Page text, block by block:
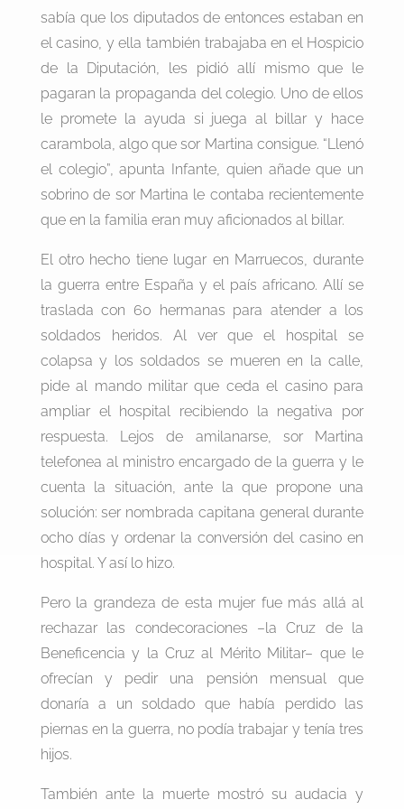
sabía que los diputados de entonces estaban en
el casino, y ella también trabajaba en el Hospicio
de la Diputación, les pidió allí mismo que le
pagaran la propaganda del colegio. Uno de ellos
le promete la ayuda si juega al billar y hace
carambola, algo que sor Martina consigue. “Llenó
el colegio”, apunta Infante, quien añade que un
sobrino de sor Martina le contaba recientemente
que en la familia eran muy aficionados al billar.
El otro hecho tiene lugar en Marruecos, durante
la guerra entre España y el país africano. Allí se
traslada con 60 hermanas para atender a los
soldados heridos. Al ver que el hospital se
colapsa y los soldados se mueren en la calle,
pide al mando militar que ceda el casino para
ampliar el hospital recibiendo la negativa por
respuesta. Lejos de amilanarse, sor Martina
telefonea al ministro encargado de la guerra y le
cuenta la situación, ante la que propone una
solución: ser nombrada capitana general durante
ocho días y ordenar la conversión del casino en
hospital. Y así lo hizo.
Pero la grandeza de esta mujer fue más allá al
rechazar las condecoraciones –la Cruz de la
Beneficencia y la Cruz al Mérito Militar– que le
ofrecían y pedir una pensión mensual que
donaría a un soldado que había perdido las
piernas en la guerra, no podía trabajar y tenía tres
hijos.
También ante la muerte mostró su audacia y